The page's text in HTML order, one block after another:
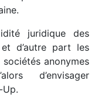
juridique des
d’autre part les
anonymes
d’envisager
Up.